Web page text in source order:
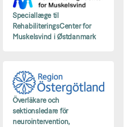
Speciallæge til
RehabiliteringsCenter for
Muskelsvind i Østdanmark
Överläkare och
sektionsledare för
neurointervention,